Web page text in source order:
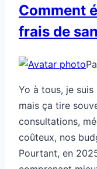
à
?
Comment
frais de
Yo à tous, je suis
mais ça tire
consultations,
coûteux, nos
Pourtant, en